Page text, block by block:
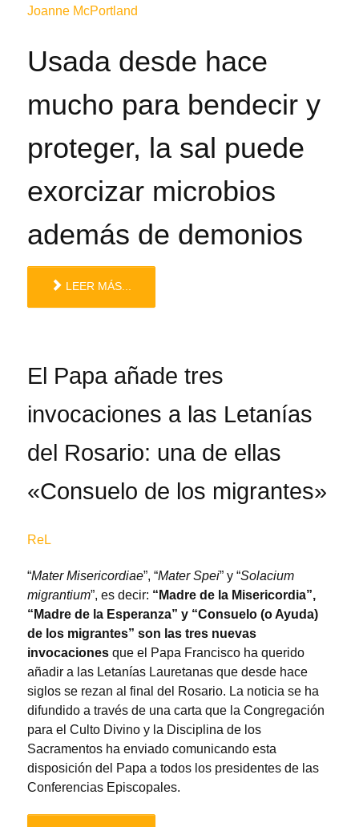
Joanne McPortland
Usada desde hace
mucho para bendecir y
proteger, la sal puede
exorcizar microbios
además de demonios
LEER MÁS...
El Papa añade tres
invocaciones a las Letanías
del Rosario: una de ellas
«Consuelo de los migrantes»
ReL
“Mater Misericordiae”, “Mater Spei” y “Solacium
migrantium”, es decir: “Madre de la Misericordia”,
“Madre de la Esperanza” y “Consuelo (o Ayuda)
de los migrantes” son las tres nuevas
invocaciones que el Papa Francisco ha querido
añadir a las Letanías Lauretanas que desde hace
siglos se rezan al final del Rosario. La noticia se ha
difundido a través de una carta que la Congregación
para el Culto Divino y la Disciplina de los
Sacramentos ha enviado comunicando esta
disposición del Papa a todos los presidentes de las
Conferencias Episcopales.